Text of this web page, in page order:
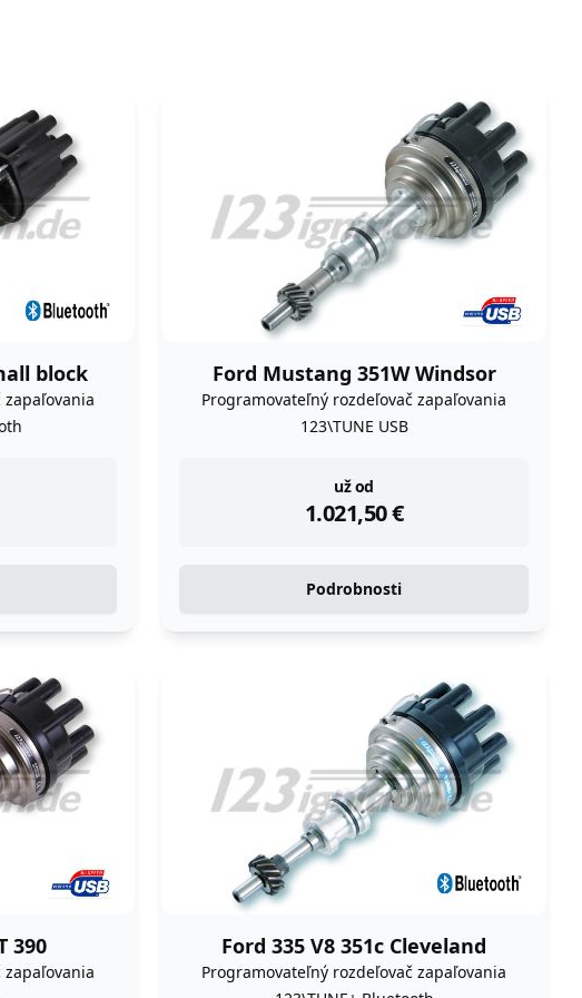
block Ford Mustang 351W Windsor
Programovateľný rozdeľovač zapaľovania
123\TUNE USB
už od
1.021,50€
instock
Podrobnosti
390 Ford 335 V8 351c Cleveland
Programovateľný rozdeľovač zapaľovania